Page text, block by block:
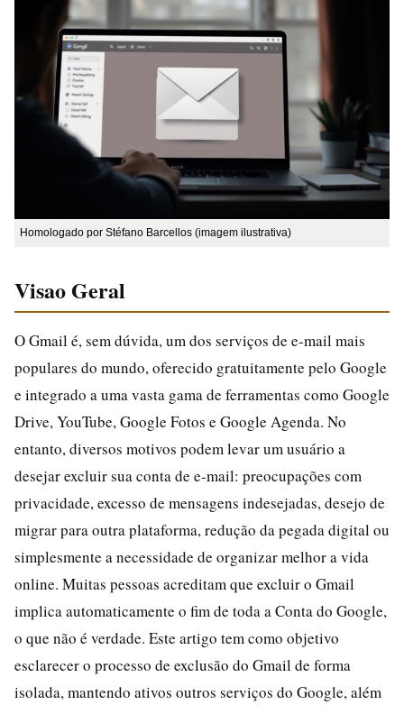
Homologado por Stéfano Barcellos (imagem ilustrativa)
Visao Geral
O Gmail é, sem dúvida, um dos serviços de e-mail mais
populares do mundo, oferecido gratuitamente pelo Google
e integrado a uma vasta gama de ferramentas como Google
Drive, YouTube, Google Fotos e Google Agenda. No
entanto, diversos motivos podem levar um usuário a
desejar excluir sua conta de e-mail: preocupações com
privacidade, excesso de mensagens indesejadas, desejo de
migrar para outra plataforma, redução da pegada digital ou
simplesmente a necessidade de organizar melhor a vida
online. Muitas pessoas acreditam que excluir o Gmail
implica automaticamente o fim de toda a Conta do Google,
o que não é verdade. Este artigo tem como objetivo
esclarecer o processo de exclusão do Gmail de forma
isolada, mantendo ativos outros serviços do Google, além